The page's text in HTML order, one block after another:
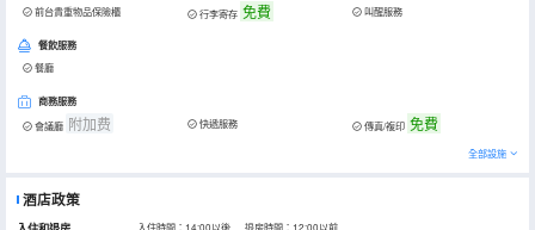
前台貴重物品保險櫃
行李寄存 免費 叫醒服務
餐飲服務
餐廳
商務服務
會議廳 附加费 快遞服務 傳真/複印 免費
全部設施
酒店政策